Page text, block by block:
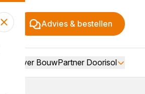
Advies & bestellen
Over BouwPartner Doorisol